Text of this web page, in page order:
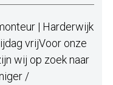
| Harderwijk
vrijVoor onze
wij op zoek naar
/